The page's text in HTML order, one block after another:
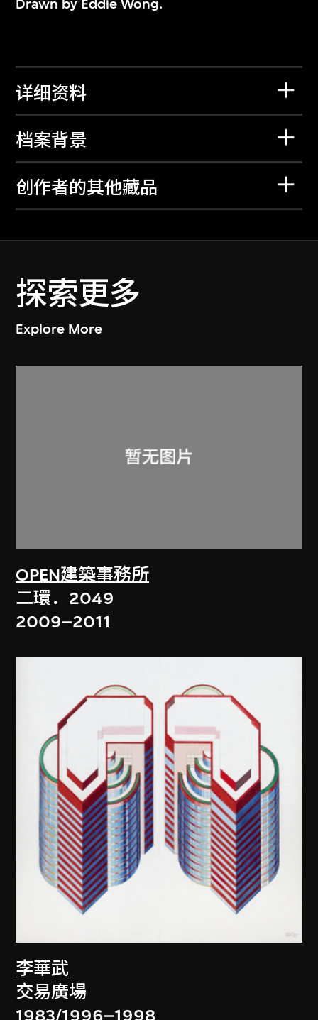
Drawn by Eddie Wong.
详细资料
档案背景
创作者的其他藏品
探索更多
Explore More
OPEN建築事務所
二環．2049
2009–2011
李華武
交易廣場
1983/1996–1998